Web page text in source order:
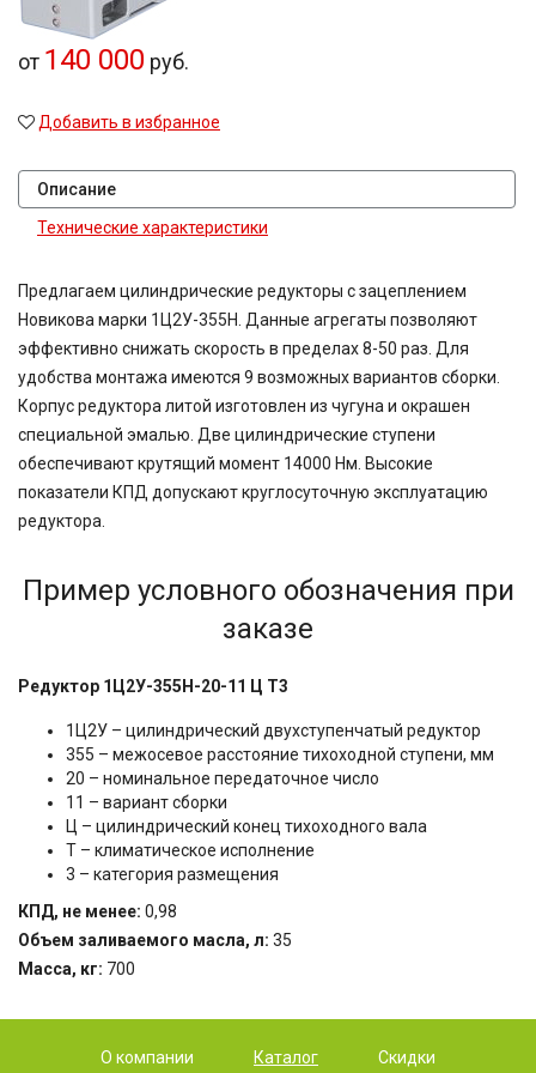
48,08
50
54,02
63
71
80
81,92
83,15
90,7
100
124,97
167,4
189
189,3
225
750
от 140 000 руб.
Добавить в избранное
Описание
Технические характеристики
Предлагаем цилиндрические редукторы с зацеплением
Новикова марки 1Ц2У-355Н. Данные агрегаты позволяют
эффективно снижать скорость в пределах 8-50 раз. Для
удобства монтажа имеются 9 возможных вариантов сборки.
Корпус редуктора литой изготовлен из чугуна и окрашен
специальной эмалью. Две цилиндрические ступени
обеспечивают крутящий момент 14000 Нм. Высокие
показатели КПД допускают круглосуточную эксплуатацию
редуктора.
Пример условного обозначения при
заказе
Редуктор 1Ц2У-355Н-20-11 Ц Т3
1Ц2У – цилиндрический двухступенчатый редуктор
355 – межосевое расстояние тихоходной ступени, мм
20 – номинальное передаточное число
11 – вариант сборки
Ц – цилиндрический конец тихоходного вала
Т – климатическое исполнение
3 – категория размещения
КПД, не менее: 0,98
Объем заливаемого масла, л: 35
Масса, кг: 700
О компании Каталог Скидки